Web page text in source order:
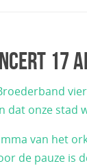
17
dat onze stad
van het
de pauze is